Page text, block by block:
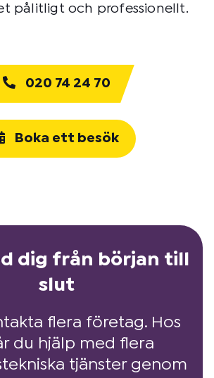
pålitligt och professionellt.
020 74 24 70
Boka ett besök
dig från början till
slut
flera företag. Hos
du hjälp med flera
tjänster genom